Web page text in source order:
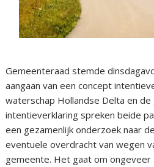
Gemeenteraad stemde
aangaan van een concept
waterschap Hollandse Delta en
intentieverklaring spreken beide
een gezamenlijk onderzoek naar
eventuele overdracht van wegen
gemeente. Het gaat om